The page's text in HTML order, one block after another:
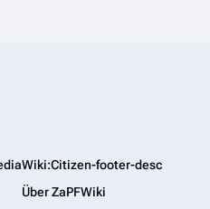
footer-desc
Über ZaPFWiki